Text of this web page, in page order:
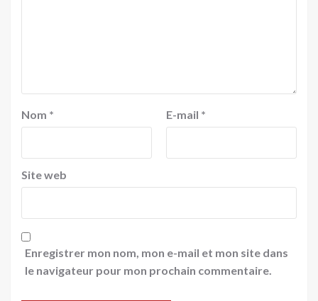
Nom * E-mail *
Site web
Enregistrer mon nom, mon e-mail et mon site dans
le navigateur pour mon prochain commentaire.